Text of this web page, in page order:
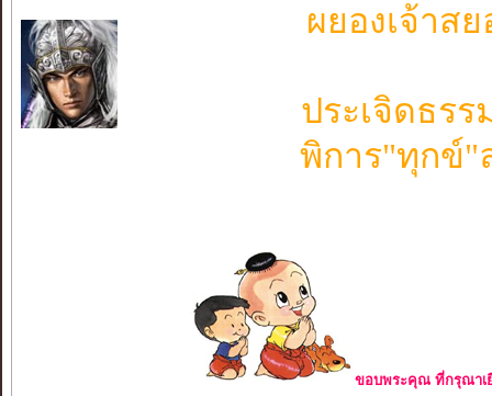
ผยองเจ้า
ประเจิดธร
พิการ"ทุกข์
ขอบพระคุณ ที่กรุณาเ